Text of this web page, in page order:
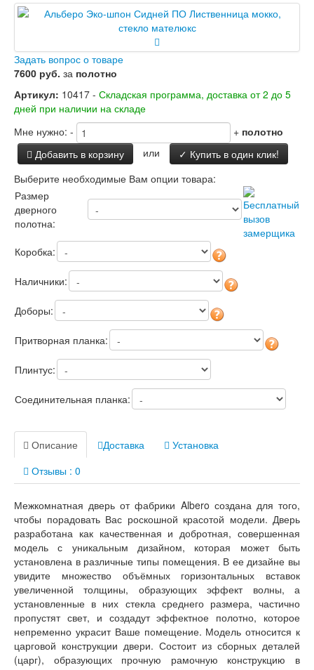
Задать вопрос о товаре
7600 руб. за полотно
Артикул: 10417 - Складская программа, доставка от 2 до 5
дней при наличии на складе
Мне нужно: - + полотно
Добавить в корзину
или
✓ Купить в один клик!
Выберите необходимые Вам опции товара:
Размер
дверного
полотна:
Коробка:
Наличники:
Доборы:
Притворная планка:
Плинтус:
Соединительная планка:
Описание Доставка
Установка
Отзывы : 0
Межкомнатная дверь от фабрики Albero создана для того,
чтобы порадовать Вас роскошной красотой модели. Дверь
разработана как качественная и добротная, совершенная
модель с уникальным дизайном, которая может быть
установлена в различные типы помещения. В ее дизайне вы
увидите множество объёмных горизонтальных вставок
увеличенной толщины, образующих эффект волны, а
установленные в них стекла среднего размера, частично
пропустят свет, и создадут эффектное полотно, которое
непременно украсит Ваше помещение. Модель относится к
царговой конструкции двери. Состоит из сборных деталей
(царг), образующих прочную рамочную конструкцию в